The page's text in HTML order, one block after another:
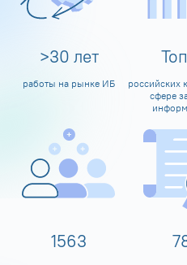
>30 лет
работы на рынке ИБ
Топ
российских
сфере
1600